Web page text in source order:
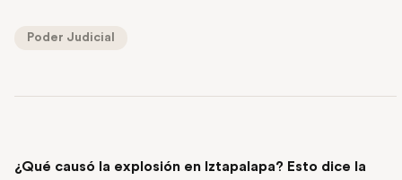
Poder Judicial
¿Qué causó la explosión en Iztapalapa? Esto dice la